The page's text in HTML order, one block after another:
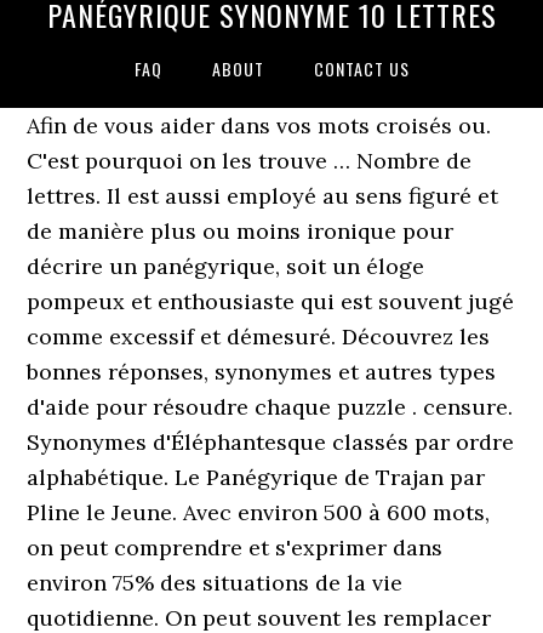
PANÉGYRIQUE SYNONYME 10 LETTRES
FAQ ABOUT CONTACT US
Afin de vous aider dans vos mots croisés ou.
C'est pourquoi on les trouve … Nombre de
lettres. Il est aussi employé au sens figuré et
de manière plus ou moins ironique pour
décrire un panégyrique, soit un éloge
pompeux et enthousiaste qui est souvent jugé
comme excessif et démesuré. Découvrez les
bonnes réponses, synonymes et autres types
d'aide pour résoudre chaque puzzle . censure.
Synonymes d'Éléphantesque classés par ordre
alphabétique. Le Panégyrique de Trajan par
Pline le Jeune. Avec environ 500 à 600 mots,
on peut comprendre et s'exprimer dans
environ 75% des situations de la vie
quotidienne. On peut souvent les remplacer